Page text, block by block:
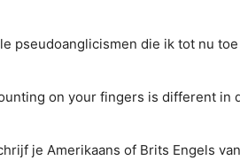
pseudoanglicismen die ik tot nu
on your fingers is different in
je Amerikaans of Brits Engels